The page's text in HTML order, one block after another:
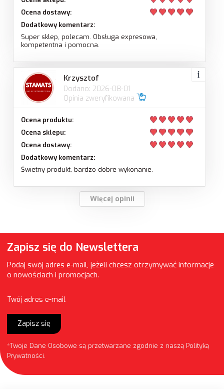
Ocena dostawy:
Dodatkowy komentarz:
Super sklep, polecam. Obsługa expresowa,
kompetentna i pomocna.
Krzysztof
Dodano: 2026-08-01
Opinia zweryfikowana
Ocena produktu:
Ocena sklepu:
Ocena dostawy:
Dodatkowy komentarz:
Świetny produkt, bardzo dobre wykonanie.
Więcej opinii
Zapisz się do Newslettera
Podaj swój adres e-mail, jeżeli chcesz otrzymywać informacje
o nowościach i promocjach.
Twój adres e-mail
Zapisz się
*Twoje Dane Osobowe są przetwarzane zgodnie z naszą Polityką
Prywatności.